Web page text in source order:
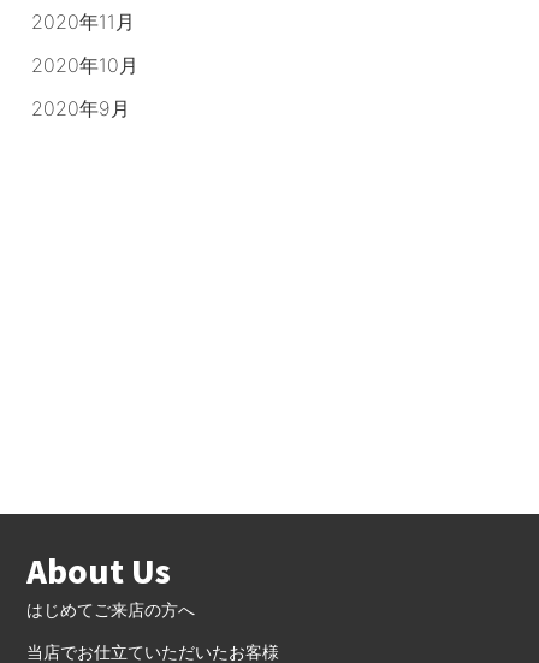
2020年11月
2020年10月
2020年9月
About Us
はじめてご来店の方へ
当店でお仕立ていただいたお客様